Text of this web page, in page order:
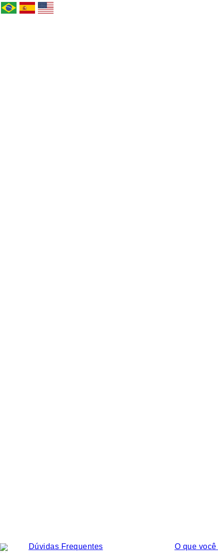
Dúvidas Frequentes O que